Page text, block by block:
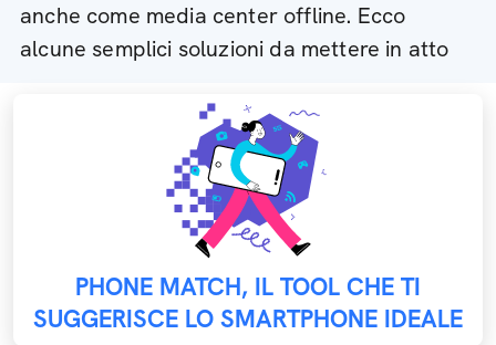
anche come media center offline. Ecco
alcune semplici soluzioni da mettere in atto
PHONE MATCH, IL TOOL CHE TI
SUGGERISCE LO SMARTPHONE IDEALE